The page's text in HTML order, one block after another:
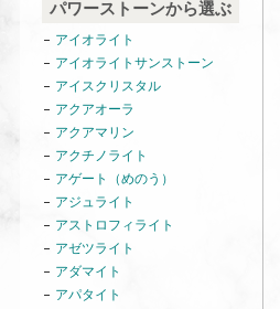
パワーストーンから選ぶ
アイオライト
アイオライトサンストーン
アイスクリスタル
アクアオーラ
アクアマリン
アクチノライト
アゲート（めのう）
アジュライト
アストロフィライト
アゼツライト
アダマイト
アパタイト